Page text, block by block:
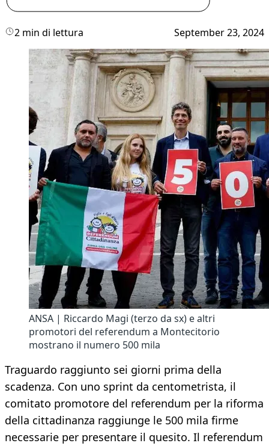
2 min di lettura September 23, 2024
ANSA | Riccardo Magi (terzo da sx) e altri
promotori del referendum a Montecitorio
mostrano il numero 500 mila
Traguardo raggiunto sei giorni prima della
scadenza. Con uno sprint da centometrista, il
comitato promotore del referendum per la riforma
della cittadinanza raggiunge le 500 mila firme
necessarie per presentare il quesito. Il referendum